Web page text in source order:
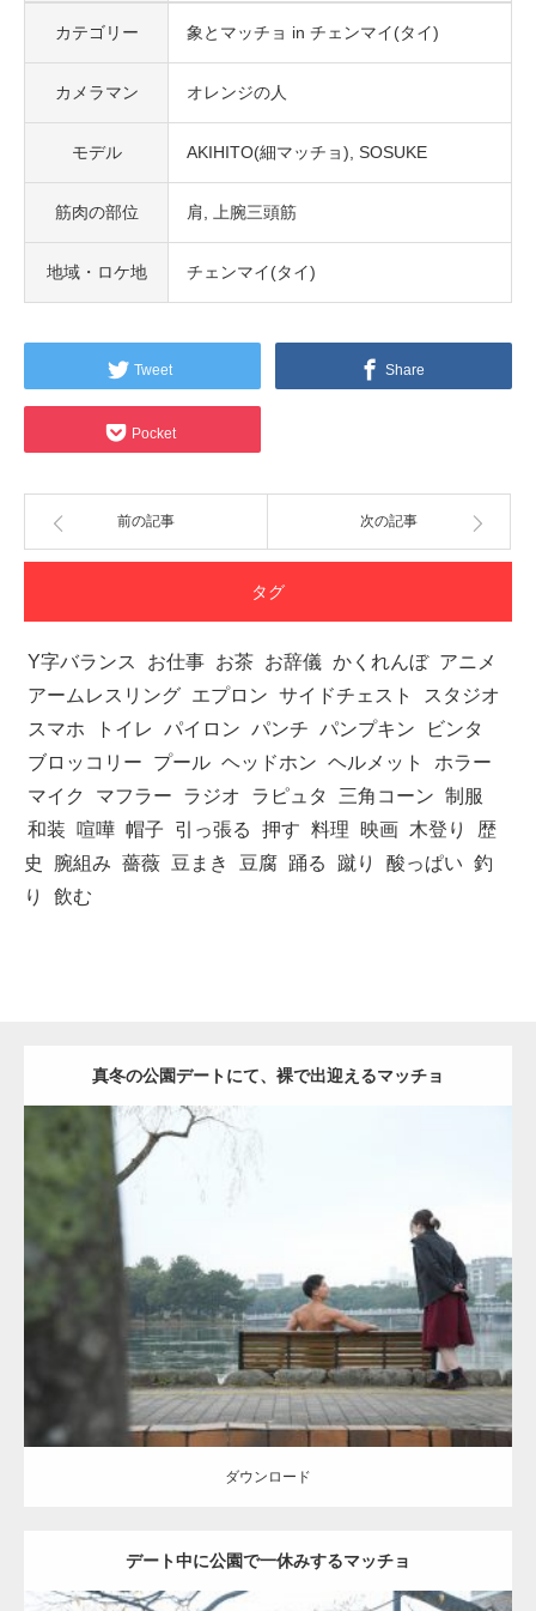
カテゴリー 象とマッチョ in チェンマイ(タイ)
カメラマン オレンジの人
モデル AKIHITO(細マッチョ) SOSUKE
筋肉の部位 肩 上腕三頭筋
地域・ロケ地 チェンマイ(タイ)
Tweet Share
Pocket
前の記事 次の記事
タグ
Y字バランス お仕事 お茶 お辞儀 かくれんぼ アニメ
アームレスリング エプロン サイドチェスト
スタジオ
スマホ
トイレ パイロン パンチ パンプキン
ビンタ
ブロッコリー
プール ヘッドホン ヘルメット
ホラー
マイク
マフラー ラジオ ラピュタ 三角コーン 制服
和装
喧嘩 帽子 引っ張る 押す 料理 映画 木登り
歴
史
腕組み 薔薇 豆まき 豆腐 踊る 蹴り 酸っぱい 釣
り
飲む
真冬の公園デートにて、裸で出迎えるマッチョ
公園のマッチョ AKIHITO(細マッチョ) 背中
ダウンロード
ダウンロード
デート中に公園で一休みするマッチョ